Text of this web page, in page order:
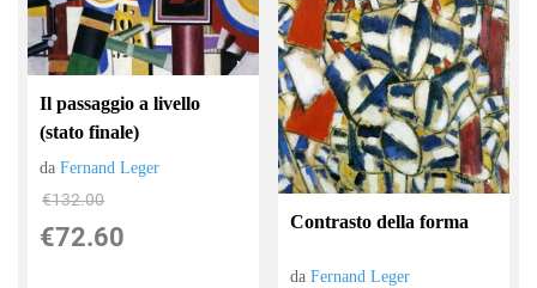
Il passaggio a livello
(stato finale)
daFernand Leger
€132.00
€72.60
Contrasto della forma
daFernand Leger